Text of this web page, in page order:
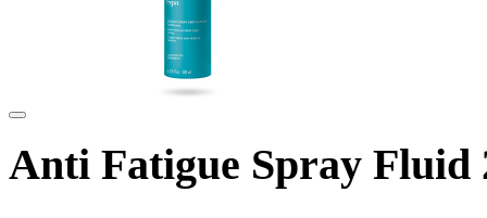
Anti Fatigue Spray Fluid